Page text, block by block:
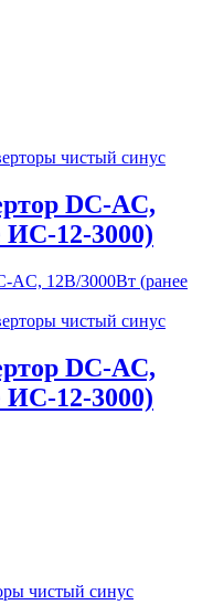
чистый синус
DC-AC,
ИС-12-3000)
чистый синус
DC-AC,
ИС-12-3000)
чистый синус